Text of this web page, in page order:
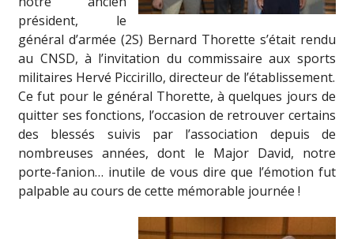
président, le
général d’armée (2S) Bernard Thorette s’était rendu
au CNSD, à l’invitation du commissaire aux sports
militaires Hervé Piccirillo, directeur de l’établissement.
Ce fut pour le général Thorette, à quelques jours de
quitter ses fonctions, l’occasion de retrouver certains
des blessés suivis par l’association depuis de
nombreuses années, dont le Major David, notre
porte-fanion… inutile de vous dire que l’émotion fut
palpable au cours de cette mémorable journée !